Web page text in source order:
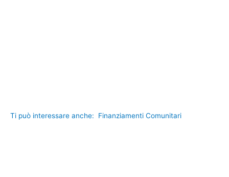
Ti può interessare anche: Finanziamenti Comunitari